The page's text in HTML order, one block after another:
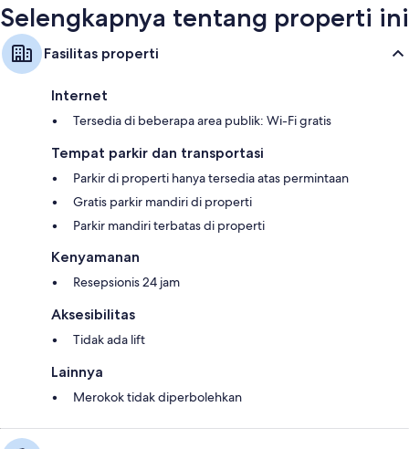
Selengkapnya tentang properti ini
Fasilitas properti
Internet
Tersedia di beberapa area publik: Wi-Fi gratis
Tempat parkir dan transportasi
Parkir di properti hanya tersedia atas permintaan
Gratis parkir mandiri di properti
Parkir mandiri terbatas di properti
Kenyamanan
Resepsionis 24 jam
Aksesibilitas
Tidak ada lift
Lainnya
Merokok tidak diperbolehkan